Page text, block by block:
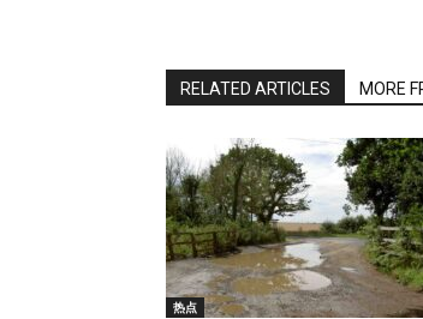
RELATED ARTICLES MORE
热点